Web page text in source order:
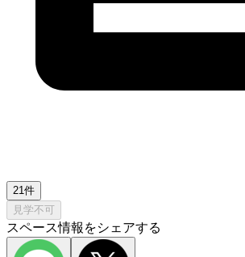
21件
見学不可
スペース情報をシェアする